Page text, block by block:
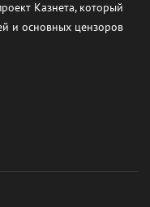
Казнета, который
и основных цензоров